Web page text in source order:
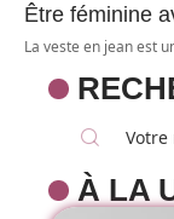
Être féminine
La veste en jean est
À LA